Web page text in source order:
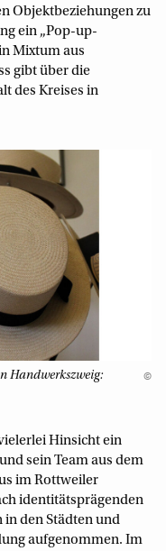
Objektbeziehungen zu
ein „Pop-up-
Mixtum aus
gibt über die
des Kreises in
Handwerkszweig:
©
Hinsicht ein
sein Team aus dem
im Rottweiler
identitätsprägenden
den Städten und
aufgenommen. Im